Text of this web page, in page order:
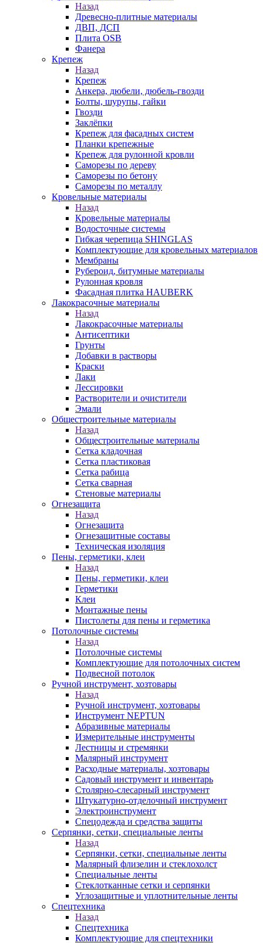
Назад
Древесно-плитные материалы
ДВП, ДСП
Плита OSB
Фанера
Крепеж
Назад
Крепеж
Анкера, дюбели, дюбель-гвозди
Болты, шурупы, гайки
Гвозди
Заклёпки
Крепеж для фасадных систем
Планки крепежные
Крепеж для рулонной кровли
Саморезы по дереву
Саморезы по бетону
Саморезы по металлу
Кровельные материалы
Назад
Кровельные материалы
Водосточные системы
Гибкая черепица SHINGLAS
Комплектующие для кровельных материалов
Мембраны
Рубероид, битумные материалы
Рулонная кровля
Фасадная плитка HAUBERK
Лакокрасочные материалы
Назад
Лакокрасочные материалы
Антисептики
Грунты
Добавки в растворы
Краски
Лаки
Лессировки
Растворители и очистители
Эмали
Общестроительные материалы
Назад
Общестроительные материалы
Сетка кладочная
Сетка пластиковая
Сетка рабица
Сетка сварная
Стеновые материалы
Огнезащита
Назад
Огнезащита
Огнезащитные составы
Техническая изоляция
Пены, герметики, клеи
Назад
Пены, герметики, клеи
Герметики
Клеи
Монтажные пены
Пистолеты для пены и герметика
Потолочные системы
Назад
Потолочные системы
Комплектующие для потолочных систем
Подвесной потолок
Ручной инструмент, хозтовары
Назад
Ручной инструмент, хозтовары
Инструмент NEPTUN
Абразивные материалы
Измерительные инструменты
Лестницы и стремянки
Малярный инструмент
Расходные материалы, хозтовары
Садовый инструмент и инвентарь
Столярно-слесарный инструмент
Штукатурно-отделочный инструмент
Электроинструмент
Спецодежда и средства защиты
Серпянки, сетки, специальные ленты
Назад
Серпянки, сетки, специальные ленты
Малярный флизелин и стеклохолст
Специальные ленты
Стеклотканные сетки и серпянки
Углозащитные и уплотнительные ленты
Спецтехника
Назад
Спецтехника
Комплектующие для спецтехники